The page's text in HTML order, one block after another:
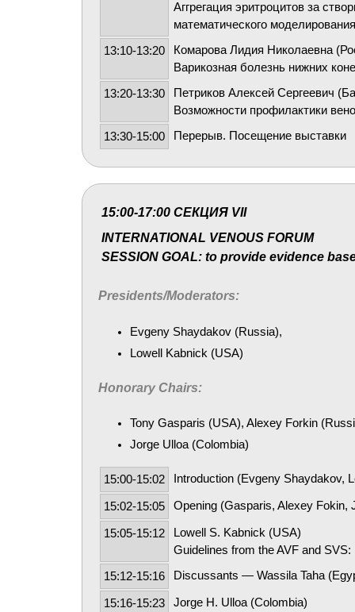
Аггрегация эритроцитов за
математического
13:10-13:20
Комарова Лидия Николаевна
Варикозная болезнь нижних
13:20-13:30
Петриков Алексей Сергеевич
Возможности профилактики
13:30-15:00 Перерыв. Посещение выставки
15:00-17:00 СЕКЦИЯ VII
INTERNATIONAL VENOUS FORUM
SESSION GOAL: to provide evidence
Presidents/Moderators:
Evgeny Shaydakov (Russia),
Lowell Kabnick (USA)
Honorary Chairs:
Tony Gasparis (USA), Alexey Forkin
Jorge Ulloa (Colombia)
15:00-15:02 Introduction (Evgeny Shaydakov,
15:02-15:05 Opening (Gasparis, Alexey Fokin,
15:05-15:12
Lowell S. Kabnick (USA)
Guidelines from the AVF and
15:12-15:16 Discussants — Wassila Taha
15:16-15:23 Jorge H. Ulloa (Colombia)